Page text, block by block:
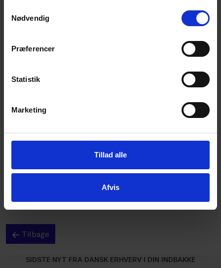
hjørne på websitet.
Nødvendig
Præferencer
Statistik
Marketing
Tillad alle
Afvis
Tilbage
SIDSTE NYT FRA DANSK ERHVERV I DIN INDBAKKE